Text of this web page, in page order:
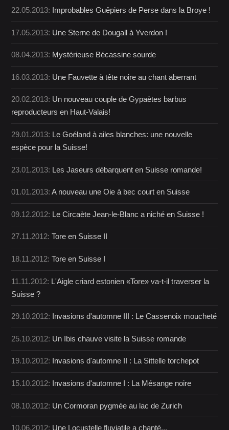
22.05.2013: Improbables Guêpiers de Perse dans la Broye !
17.05.2013: Une Sterne de Dougall à Yverdon !
08.04.2013: Mystérieuse Bécassine sourde
16.03.2013: Une Fauvette à tête noire au chant aberrant
20.02.2013: Un nouveau couple de Gypaètes barbus
reproducteurs en Haut-Valais!
29.01.2013: Le Goéland à ailes blanches: une nouvelle
espèce pour la Suisse!
23.01.2013: Les Jaseurs débarquent en Suisse romande!
01.01.2013:A nouveau une Oie à bec court en Suisse
09.12.2012: Le Circaète Jean-le-Blanc a niché en Suisse !
27.11.2012:Tore en Suisse II
18.11.2012:Tore en Suisse I
11.11.2012: L'Aigle criard estonien «Tore» va-t-il traverser la
Suisse ?
29.10.2012: Invasions d'automne III : Le Cassenoix moucheté
25.10.2012: Un Ibis chauve visite la Suisse romande
19.10.2012: Invasions d'automne II : La Sittelle torchepot
15.10.2012: Invasions d'automne I : La Mésange noire
08.10.2012: Un Cormoran pygmée au lac de Zurich
10.06.2012: Une Locustelle fluviatile a chanté...